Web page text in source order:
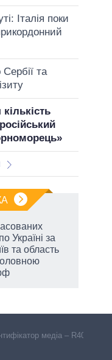
Італія поки
та
Україні за
та область
медіа – R40-